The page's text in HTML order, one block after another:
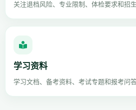
关注退档风险、专业限制、体检要求和招生
学习资料
学习文档、备考资料、考试专题和报考问答